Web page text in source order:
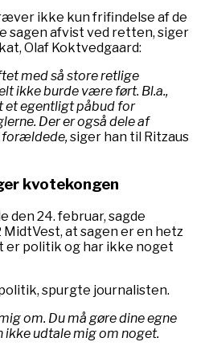
ikke kun frifindelse af de
sagen afvist ved retten, siger
Olaf Koktvedgaard:
med så store retlige
ikke burde være ført. Bl.a.,
et egentligt påbud for
Der er også dele af
forældede,siger han til Ritzaus
kvotekongen
den 24. februar, sagde
at sagen er en hetz
er politik og har ikke noget
spurgte journalisten.
om. Du må gøre dine egne
ikke udtale mig om noget.